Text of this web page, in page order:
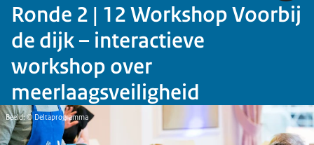
Ronde 2 | 12 Workshop Voorbij
de dijk – interactieve
workshop over
meerlaagsveiligheid
Beeld: © Deltaprogramma